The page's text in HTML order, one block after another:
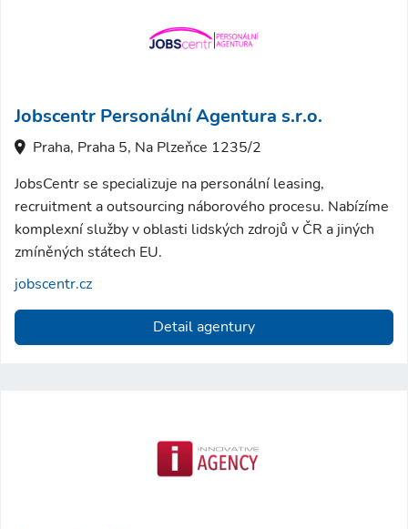
Jobscentr Personální Agentura s.r.o.
Praha, Praha 5, Na Plzeňce 1235/2
JobsCentr se specializuje na personální leasing,
recruitment a outsourcing náborového procesu. Nabízíme
komplexní služby v oblasti lidských zdrojů v ČR a jiných
zmíněných státech EU.
jobscentr.cz
Detail agentury